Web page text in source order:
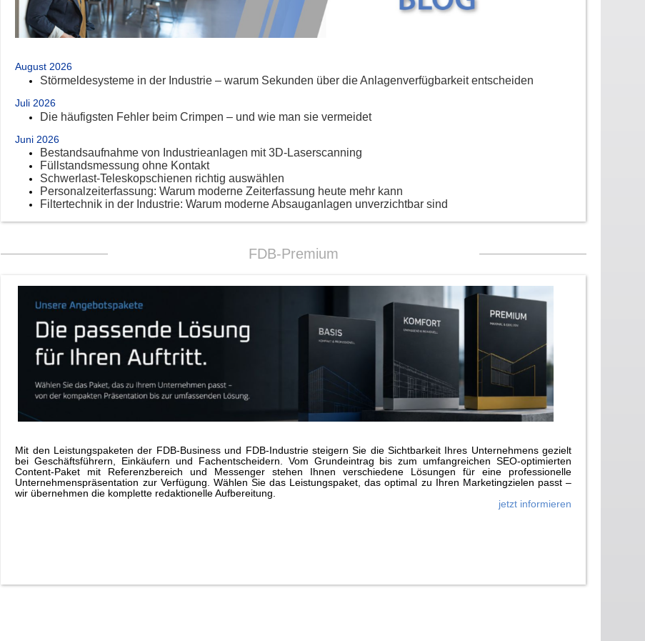
August 2026
Störmeldesysteme in der Industrie – warum Sekunden über die Anlagenverfügbarkeit entscheiden
Juli 2026
Die häufigsten Fehler beim Crimpen – und wie man sie vermeidet
Juni 2026
Bestandsaufnahme von Industrieanlagen mit 3D-Laserscanning
Füllstandsmessung ohne Kontakt
Schwerlast-Teleskopschienen richtig auswählen
Personalzeiterfassung: Warum moderne Zeiterfassung heute mehr kann
Filtertechnik in der Industrie: Warum moderne Absauganlagen unverzichtbar sind
FDB-Premium
Mit den Leistungspaketen der FDB-Business und FDB-Industrie steigern Sie die Sichtbarkeit Ihres Unternehmens gezielt
bei Geschäftsführern, Einkäufern und Fachentscheidern. Vom Grundeintrag bis zum umfangreichen SEO-optimierten
Content-Paket mit Referenzbereich und Messenger stehen Ihnen verschiedene Lösungen für eine professionelle
Unternehmenspräsentation zur Verfügung. Wählen Sie das Leistungspaket, das optimal zu Ihren Marketingzielen passt –
wir übernehmen die komplette redaktionelle Aufbereitung.
jetzt informieren